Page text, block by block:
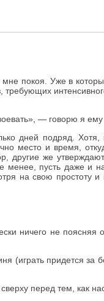
покоя. Уже в
— говорю я
дней подряд. Хотя,
место и время,
другие же
менее, пусть даже и
на свою простоту
ничего не
(играть придется
перед тем, как